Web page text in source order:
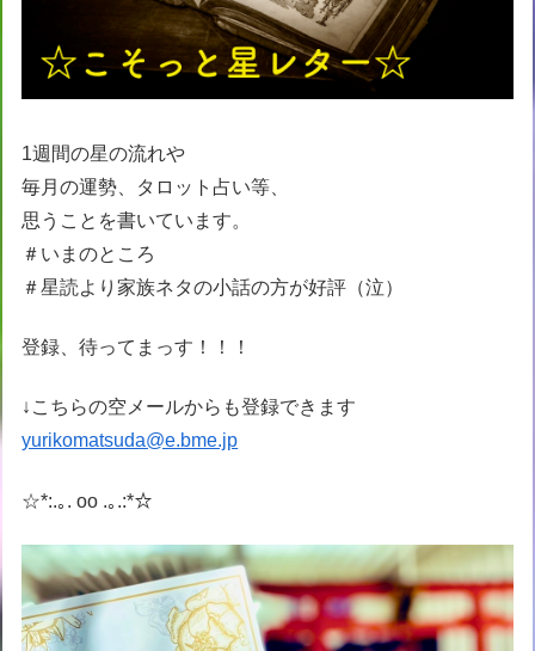
1週間の星の流れや
毎月の運勢、タロット占い等、
思うことを書いています。
＃いまのところ
＃星読より家族ネタの小話の方が好評（泣）
登録、待ってまっす！！！
↓こちらの空メールからも登録できます
yurikomatsuda@e.bme.jp
☆*:.｡. oo .｡.:*☆